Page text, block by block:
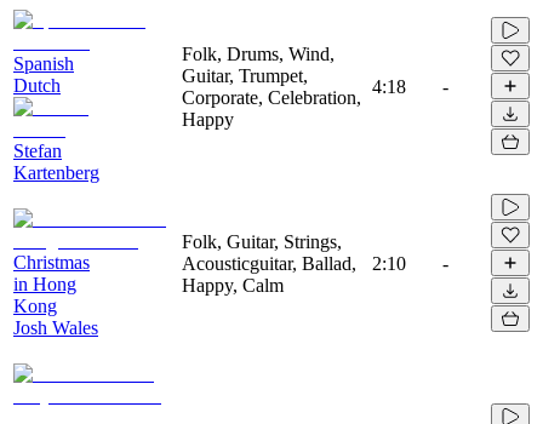
Spanish
Dutch
Stefan
Kartenberg
Folk, Drums, Wind,
Guitar, Trumpet,
Corporate, Celebration,
Happy
4:18 -
Christmas
in Hong
Kong
Josh Wales
Folk, Guitar, Strings,
Acousticguitar, Ballad,
Happy, Calm
2:10 -